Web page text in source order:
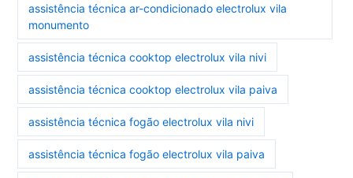
assistência técnica ar-condicionado electrolux vila
monumento
assistência técnica cooktop electrolux vila nivi
assistência técnica cooktop electrolux vila paiva
assistência técnica fogão electrolux vila nivi
assistência técnica fogão electrolux vila paiva